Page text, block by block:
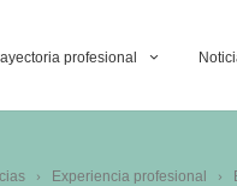
profesional
Experiencia profesional